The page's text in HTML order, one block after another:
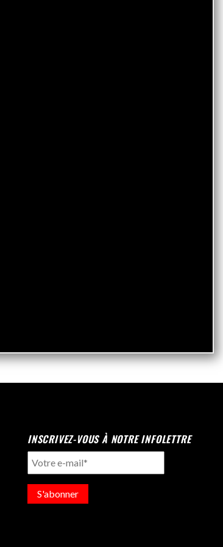
INSCRIVEZ-VOUS À NOTRE INFOLETTRE
S'abonner